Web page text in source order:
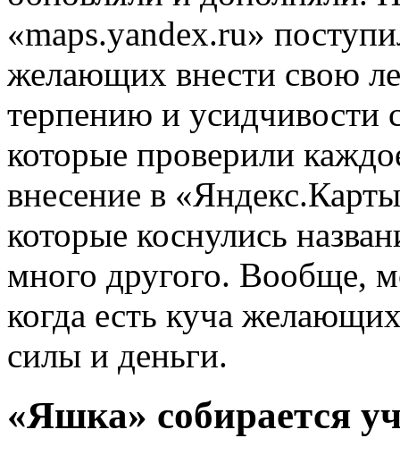
«maps.yandex.ru»
желающих внести свою
терпению и усидчивости
которые проверили
внесение в
которые коснулись
много другого. Вообще,
когда есть куча
силы и деньги.
«Яшка» собирается